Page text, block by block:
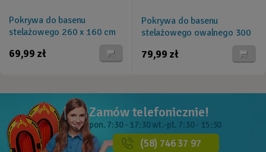
Pokrywa do basenu
stelażowego 260 x 160 cm
69,99 zł
Pokrywa do basenu
stelażowego owalnego 300
58424
79,99 zł
Zamów telefonicznie!
pon. 7:30 - 17:30 wt.-pt. 7:30 - 15:30
(58) 746 37 97